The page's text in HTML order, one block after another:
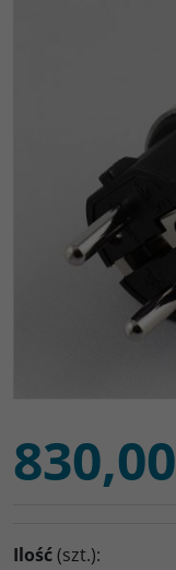
830,00
Ilość(szt.):